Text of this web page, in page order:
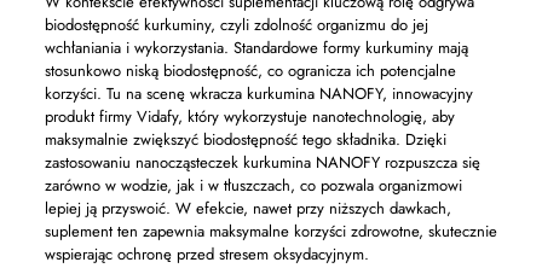
biodostępność kurkuminy, czyli zdolność organizmu do jej
wchłaniania i wykorzystania. Standardowe formy kurkuminy mają
stosunkowo niską biodostępność, co ogranicza ich potencjalne
korzyści. Tu na scenę wkracza kurkumina NANOFY, innowacyjny
produkt firmy Vidafy, który wykorzystuje nanotechnologię, aby
maksymalnie zwiększyć biodostępność tego składnika. Dzięki
zastosowaniu nanocząsteczek kurkumina NANOFY rozpuszcza się
zarówno w wodzie, jak i w tłuszczach, co pozwala organizmowi
lepiej ją przyswoić. W efekcie, nawet przy niższych dawkach,
suplement ten zapewnia maksymalne korzyści zdrowotne, skutecznie
wspierając ochronę przed stresem oksydacyjnym.